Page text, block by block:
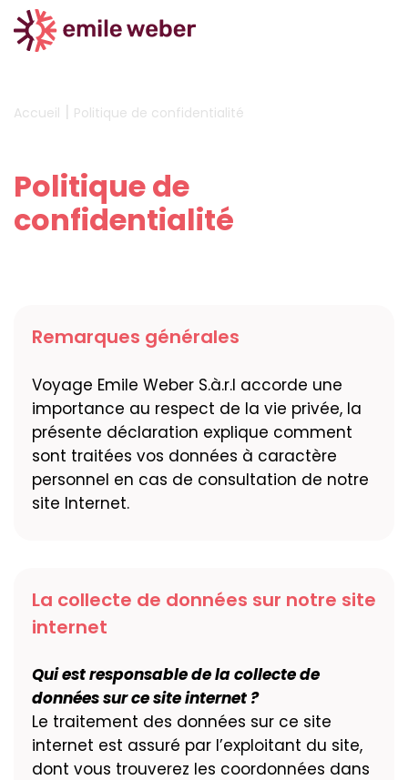
Accueil | Politique de confidentialité
Politique de
confidentialité
Remarques générales
Voyage Emile Weber S.à.r.l accorde une
importance au respect de la vie privée, la
présente déclaration explique comment
sont traitées vos données à caractère
personnel en cas de consultation de notre
site Internet.
La collecte de données sur notre site
internet
Qui est responsable de la collecte de
données sur ce site internet ?
Le traitement des données sur ce site
internet est assuré par l’exploitant du site,
dont vous trouverez les coordonnées dans